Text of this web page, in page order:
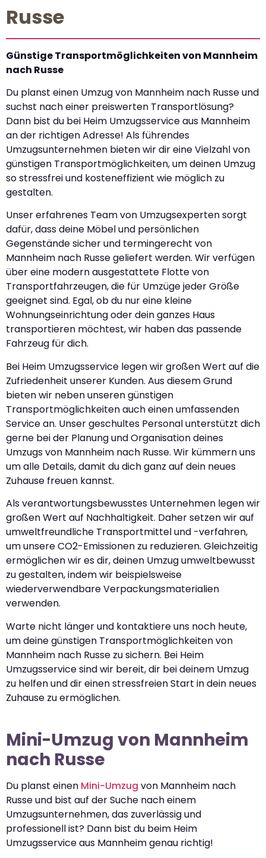
Russe
Günstige Transportmöglichkeiten von Mannheim
nach Russe
Du planst einen Umzug von Mannheim nach Russe und
suchst nach einer preiswerten Transportlösung?
Dann bist du bei Heim Umzugsservice aus Mannheim
an der richtigen Adresse! Als führendes
Umzugsunternehmen bieten wir dir eine Vielzahl von
günstigen Transportmöglichkeiten, um deinen Umzug
so stressfrei und kosteneffizient wie möglich zu
gestalten.
Unser erfahrenes Team von Umzugsexperten sorgt
dafür, dass deine Möbel und persönlichen
Gegenstände sicher und termingerecht von
Mannheim nach Russe geliefert werden. Wir verfügen
über eine modern ausgestattete Flotte von
Transportfahrzeugen, die für Umzüge jeder Größe
geeignet sind. Egal, ob du nur eine kleine
Wohnungseinrichtung oder dein ganzes Haus
transportieren möchtest, wir haben das passende
Fahrzeug für dich.
Bei Heim Umzugsservice legen wir großen Wert auf die
Zufriedenheit unserer Kunden. Aus diesem Grund
bieten wir neben unseren günstigen
Transportmöglichkeiten auch einen umfassenden
Service an. Unser geschultes Personal unterstützt dich
gerne bei der Planung und Organisation deines
Umzugs von Mannheim nach Russe. Wir kümmern uns
um alle Details, damit du dich ganz auf dein neues
Zuhause freuen kannst.
Als verantwortungsbewusstes Unternehmen legen wir
großen Wert auf Nachhaltigkeit. Daher setzen wir auf
umweltfreundliche Transportmittel und -verfahren,
um unsere CO2-Emissionen zu reduzieren. Gleichzeitig
ermöglichen wir es dir, deinen Umzug umweltbewusst
zu gestalten, indem wir beispielsweise
wiederverwendbare Verpackungsmaterialien
verwenden.
Warte nicht länger und kontaktiere uns noch heute,
um deine günstigen Transportmöglichkeiten von
Mannheim nach Russe zu sichern. Bei Heim
Umzugsservice sind wir bereit, dir bei deinem Umzug
zu helfen und dir einen stressfreien Start in dein neues
Zuhause zu ermöglichen.
Mini-Umzug von Mannheim
nach Russe
Du planst einen Mini-Umzug von Mannheim nach
Russe und bist auf der Suche nach einem
Umzugsunternehmen, das zuverlässig und
professionell ist? Dann bist du beim Heim
Umzugsservice aus Mannheim genau richtig!